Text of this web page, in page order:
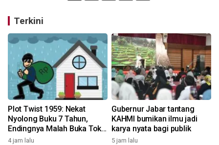
Terkini
Plot Twist 1959: Nekat
Nyolong Buku 7 Tahun,
Endingnya Malah Buka Toko
Saingan!
4 jam lalu
Gubernur Jabar tantang
KAHMI bumikan ilmu jadi
karya nyata bagi publik
5 jam lalu